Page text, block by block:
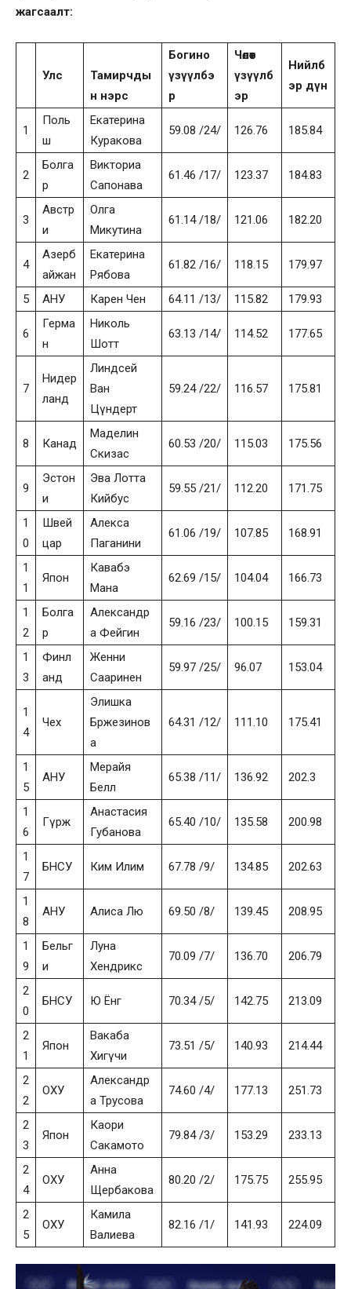
жагсаалт:
Улс
Тамирчды
н нэрс
Богино
үзүүлбэ
р
Чөлөөт
үзүүлб
эр
Нийлб
эр дүн
1
Поль
ш
Екатерина
Куракова
59.08 /24/ 126.76 185.84
2
Болга
р
Викториа
Сапонава
61.46 /17/ 123.37 184.83
3
Австр
и
Олга
Микутина
61.14 /18/ 121.06 182.20
4
Азерб
айжан
Екатерина
Рябова
61.82 /16/ 118.15 179.97
5 АНУ Карен Чен 64.11 /13/ 115.82 179.93
6
Герма
н
Николь
Шотт
63.13 /14/ 114.52 177.65
7
Нидер
ланд
Линдсей
Ван
Цүндерт
59.24 /22/ 116.57 175.81
8 Канад
Маделин
Скизас
60.53 /20/ 115.03 175.56
9
Эстон
и
Эва Лотта
Кийбус
59.55 /21/ 112.20 171.75
1
0
Швей
цар
Алекса
Паганини
61.06 /19/ 107.85 168.91
1
1
Япон
Кавабэ
Мана
62.69 /15/ 104.04 166.73
1
2
Болга
р
Александр
а Фейгин
59.16 /23/ 100.15 159.31
1
3
Финл
анд
Женни
Сааринен
59.97 /25/ 96.07 153.04
1
4
Чех
Элишка
Бржезинов
а
64.31 /12/ 111.10 175.41
1
5
АНУ
Мерайя
Белл
65.38 /11/ 136.92 202.3
1
6
Гүрж
Анастасия
Губанова
65.40 /10/ 135.58 200.98
1
7
БНСУ Ким Илим 67.78 /9/ 134.85 202.63
1
8
АНУ Алиса Лю 69.50 /8/ 139.45 208.95
1
9
Бельг
и
Луна
Хендрикс
70.09 /7/ 136.70 206.79
2
0
БНСУ Ю Ёнг 70.34 /5/ 142.75 213.09
2
1
Япон
Вакаба
Хигүчи
73.51 /5/ 140.93 214.44
2
2
ОХУ
Александр
а Трусова
74.60 /4/ 177.13 251.73
2
3
Япон
Каори
Сакамото
79.84 /3/ 153.29 233.13
2
4
ОХУ
Анна
Щербакова
80.20 /2/ 175.75 255.95
2
5
ОХУ
Камила
Валиева
82.16 /1/ 141.93 224.09